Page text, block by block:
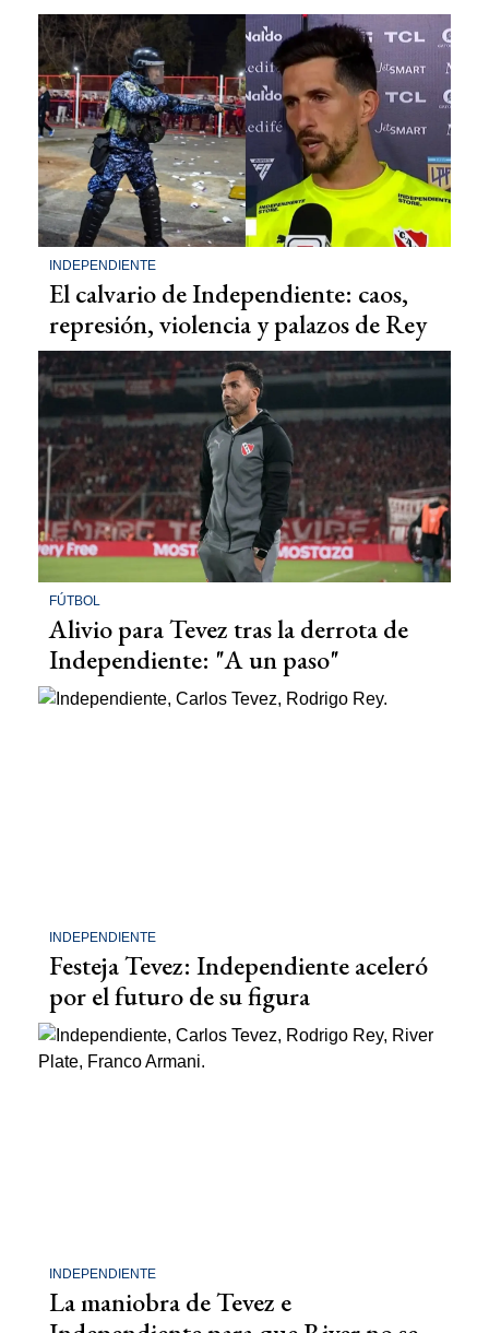
INDEPENDIENTE
El calvario de Independiente: caos,
represión, violencia y palazos de Rey
FÚTBOL
Alivio para Tevez tras la derrota de
Independiente: "A un paso"
INDEPENDIENTE
Festeja Tevez: Independiente aceleró
por el futuro de su figura
INDEPENDIENTE
La maniobra de Tevez e